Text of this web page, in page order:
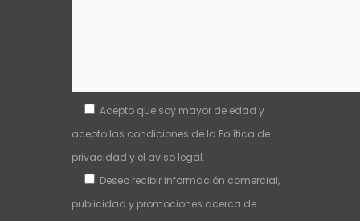
Acepto que soy mayor de edad y
acepto las condiciones de la Política de
privacidad y el aviso legal.
Deseo recibir información comercial,
publicidad y promociones acerca de